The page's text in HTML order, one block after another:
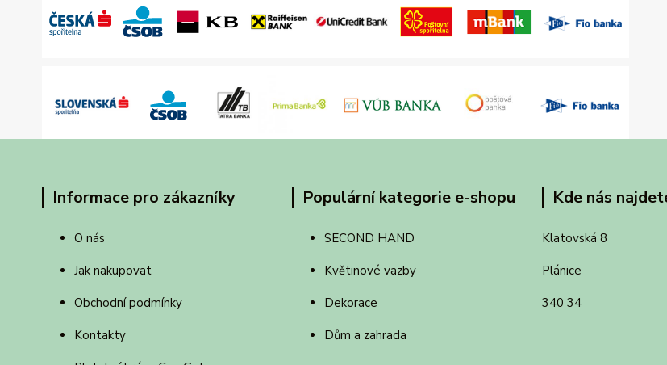
Informace pro zákazníky
O nás
Jak nakupovat
Obchodní podmínky
Kontakty
Populární kategorie e-shopu
SECOND HAND
Květinové vazby
Dekorace
Dům a zahrada
Kde nás
Klatovská 8
Plánice
340 34